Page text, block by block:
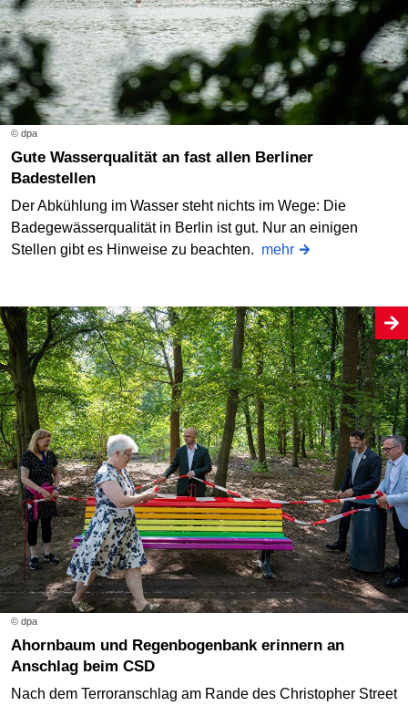
© dpa
Gute Wasserqualität an fast allen Berliner
Badestellen
Der Abkühlung im Wasser steht nichts im Wege: Die
Badegewässerqualität in Berlin ist gut. Nur an einigen
Stellen gibt es Hinweise zu beachten. mehr
© dpa
Ahornbaum und Regenbogenbank erinnern an
Anschlag beim CSD
Nach dem Terroranschlag am Rande des Christopher Street